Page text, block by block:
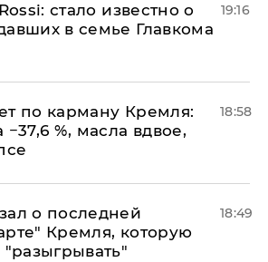
стало известно о
в семье Главкома
19:16
по карману Кремля:
−37,6 %, масла вдвое,
18:58
о последней
Кремля, которую
"разыгрывать"
18:49